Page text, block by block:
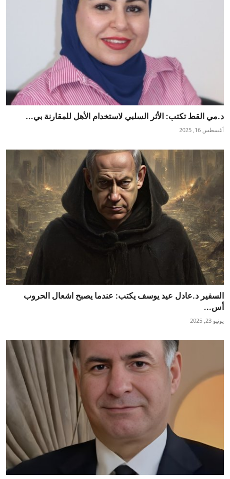
د.مي القط تكتب: الأثر السلبي لاستخدام الأهل للمقارنة بي...
أغسطس 16, 2025
السفير د.عادل عيد يوسف يكتب: عندما يصبح اشعال الحروب
أس...
يونيو 23, 2025